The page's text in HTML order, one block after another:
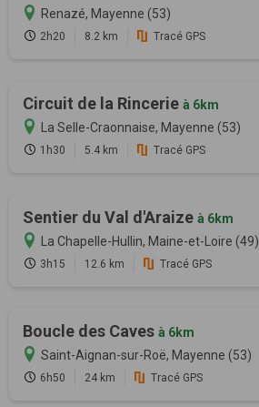
Renazé, Mayenne (53)
2h20 8.2 km Tracé GPS
Circuit de la Rincerie à 6km
La Selle-Craonnaise, Mayenne (53)
1h30 5.4 km Tracé GPS
Sentier du Val d'Araize à 6km
La Chapelle-Hullin, Maine-et-Loire (49)
3h15 12.6 km Tracé GPS
Boucle des Caves à 6km
Saint-Aignan-sur-Roë, Mayenne (53)
6h50 24 km Tracé GPS